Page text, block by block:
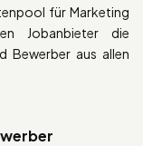
für Marketing
Jobanbieter die
Bewerber aus allen